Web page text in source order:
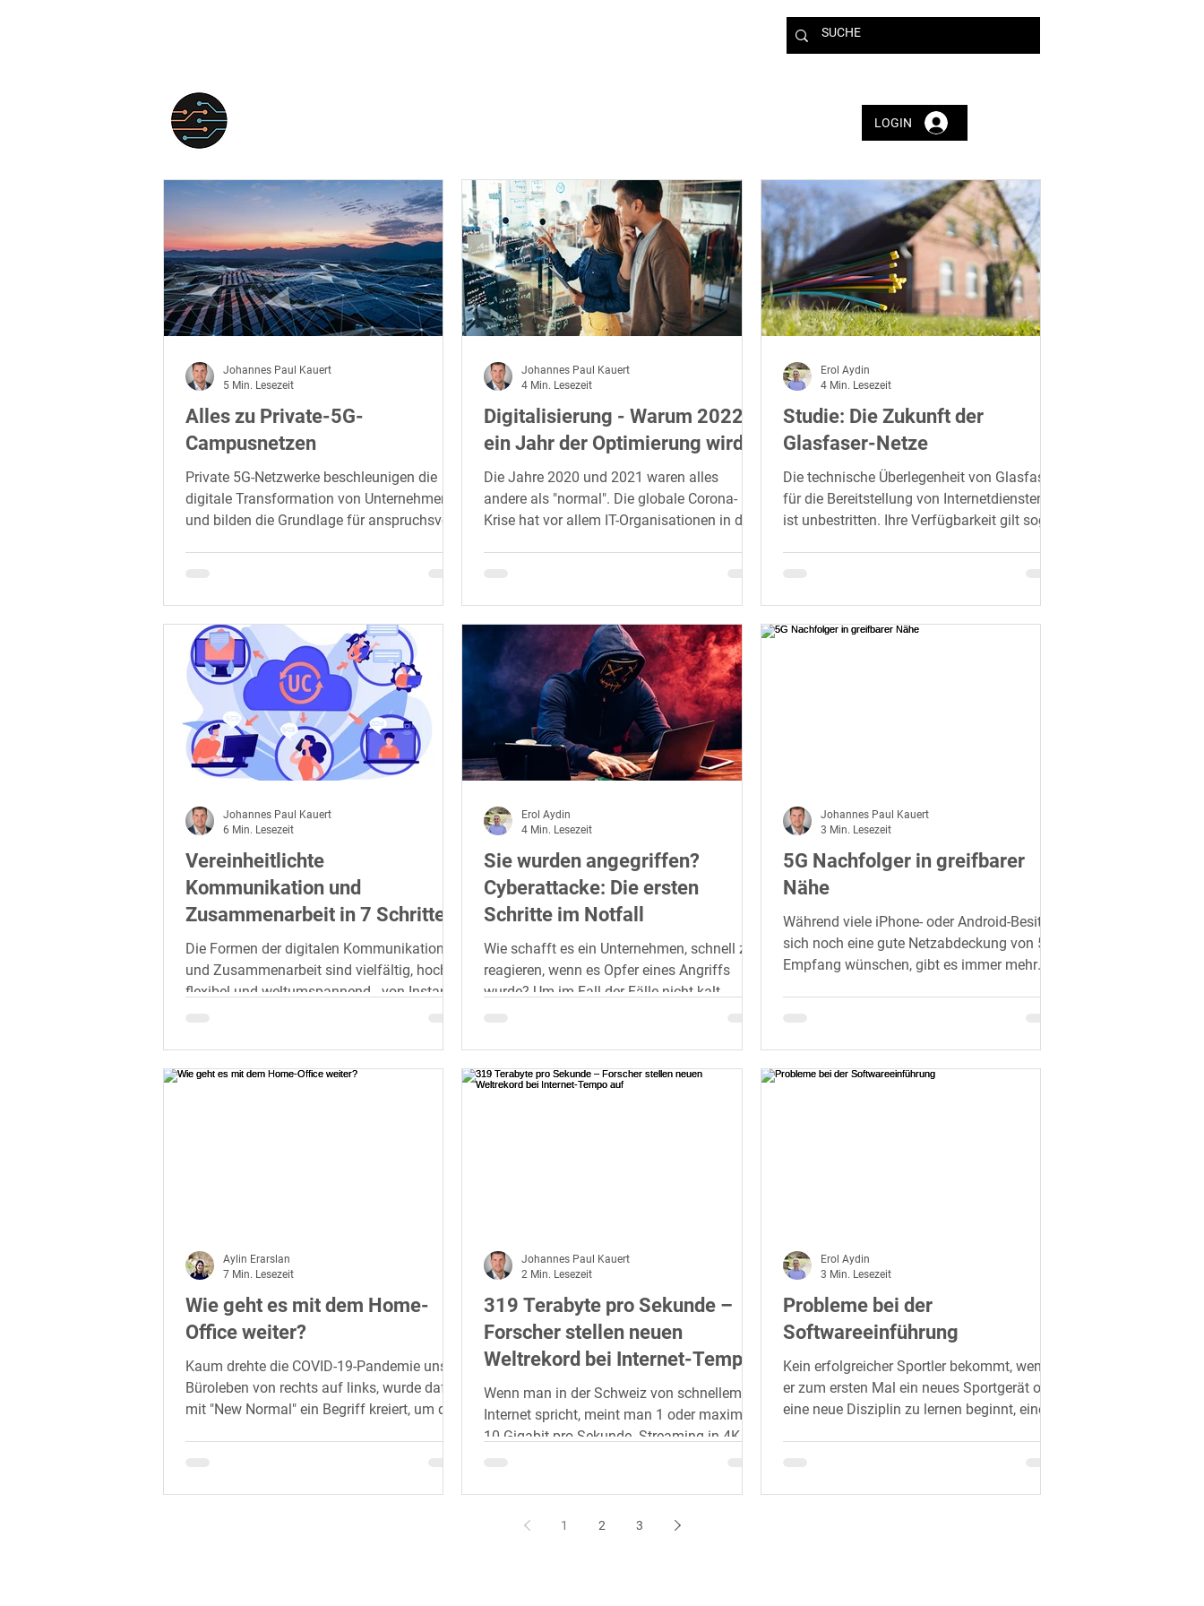
LOGIN
Alles zu Private-5G-
Campusnetzen
Private 5G-Netzwerke beschleunigen die
digitale Transformation von Unternehmen
und bilden die Grundlage für anspruchsvolle
Johannes Paul Kauert
5 Min. Lesezeit
Digitalisierung - Warum 2022
ein Jahr der Optimierung wird
Die Jahre 2020 und 2021 waren alles
andere als "normal". Die globale Corona-
Krise hat vor allem IT-Organisationen in drei
Johannes Paul Kauert
4 Min. Lesezeit
Studie: Die Zukunft der
Glasfaser-Netze
Die technische Überlegenheit von Glasfaser
für die Bereitstellung von Internetdiensten
ist unbestritten. Ihre Verfügbarkeit gilt sogar
Erol Aydin
4 Min. Lesezeit
Vereinheitlichte
Kommunikation und
Zusammenarbeit in 7 Schritten
Die Formen der digitalen Kommunikation
und Zusammenarbeit sind vielfältig, hoch
flexibel und weltumspannend - von Instant
Johannes Paul Kauert
6 Min. Lesezeit
Sie wurden angegriffen?
Cyberattacke: Die ersten
Schritte im Notfall
Wie schafft es ein Unternehmen, schnell zu
reagieren, wenn es Opfer eines Angriffs
wurde? Um im Fall der Fälle nicht kalt
Erol Aydin
4 Min. Lesezeit
5G Nachfolger in greifbarer
Nähe
Während viele iPhone- oder Android-Besitzer
sich noch eine gute Netzabdeckung von 5G-
Empfang wünschen, gibt es immer mehr
Johannes Paul Kauert
3 Min. Lesezeit
Wie geht es mit dem Home-
Office weiter?
Kaum drehte die COVID-19-Pandemie unser
Büroleben von rechts auf links, wurde dafür
mit "New Normal" ein Begriff kreiert, um den
Aylin Erarslan
7 Min. Lesezeit
319 Terabyte pro Sekunde –
Forscher stellen neuen
Weltrekord bei Internet-Tempo
auf
Wenn man in der Schweiz von schnellem
Internet spricht, meint man 1 oder maximal
10 Gigabit pro Sekunde. Streaming in 4K
Johannes Paul Kauert
2 Min. Lesezeit
Probleme bei der
Softwareeinführung
Kein erfolgreicher Sportler bekommt, wenn
er zum ersten Mal ein neues Sportgerät oder
eine neue Disziplin zu lernen beginnt, eine
Erol Aydin
3 Min. Lesezeit
1 2 3